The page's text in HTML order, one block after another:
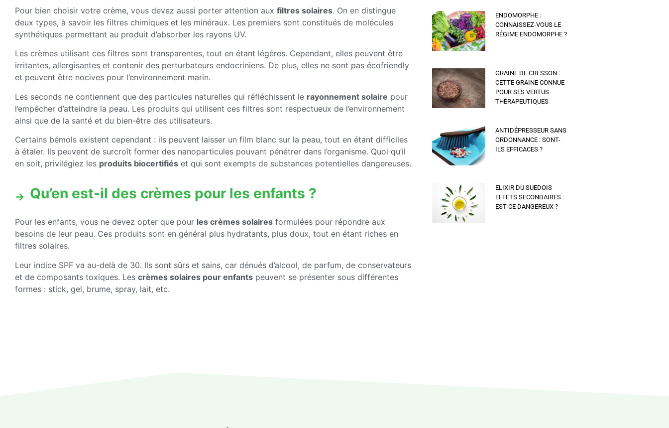
Pour bien choisir votre crème, vous devez aussi porter attention aux filtres solaires. On en distingue
deux types, à savoir les filtres chimiques et les minéraux. Les premiers sont constitués de molécules
synthétiques permettant au produit d’absorber les rayons UV.
Les crèmes utilisant ces filtres sont transparentes, tout en étant légères. Cependant, elles peuvent être
irritantes, allergisantes et contenir des perturbateurs endocriniens. De plus, elles ne sont pas écofriendly
et peuvent être nocives pour l’environnement marin.
Les seconds ne contiennent que des particules naturelles qui réfléchissent le rayonnement solaire pour
l’empêcher d’atteindre la peau. Les produits qui utilisent ces filtres sont respectueux de l’environnement
ainsi que de la santé et du bien-être des utilisateurs.
Certains bémols existent cependant : ils peuvent laisser un film blanc sur la peau, tout en étant difficiles
à étaler. Ils peuvent de surcroît former des nanoparticules pouvant pénétrer dans l’organisme. Quoi qu’il
en soit, privilégiez les produits biocertifiés et qui sont exempts de substances potentielles dangereuses.
Qu’en est-il des crèmes pour les enfants ?
Pour les enfants, vous ne devez opter que pour les crèmes solaires formulées pour répondre aux
besoins de leur peau. Ces produits sont en général plus hydratants, plus doux, tout en étant riches en
filtres solaires.
Leur indice SPF va au-delà de 30. Ils sont sûrs et sains, car dénués d’alcool, de parfum, de conservateurs
et de composants toxiques. Les crèmes solaires pour enfants peuvent se présenter sous différentes
formes : stick, gel, brume, spray, lait, etc.
ENDOMORPHE :
CONNAISSEZ-VOUS LE
RÉGIME ENDOMORPHE ?
GRAINE DE CRESSON :
CETTE GRAINE CONNUE
POUR SES VERTUS
THÉRAPEUTIQUES
ANTIDÉPRESSEUR SANS
ORDONNANCE : SONT-
ILS EFFICACES ?
ELIXIR DU SUEDOIS
EFFETS SECONDAIRES :
EST-CE DANGEREUX ?